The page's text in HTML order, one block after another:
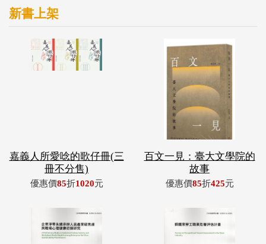
新書上架
嘉義人所愛唸的歌仔冊(三
冊不分售)
優惠價85折1020元
百文一見：臺大文學院的
故事
優惠價85折425元